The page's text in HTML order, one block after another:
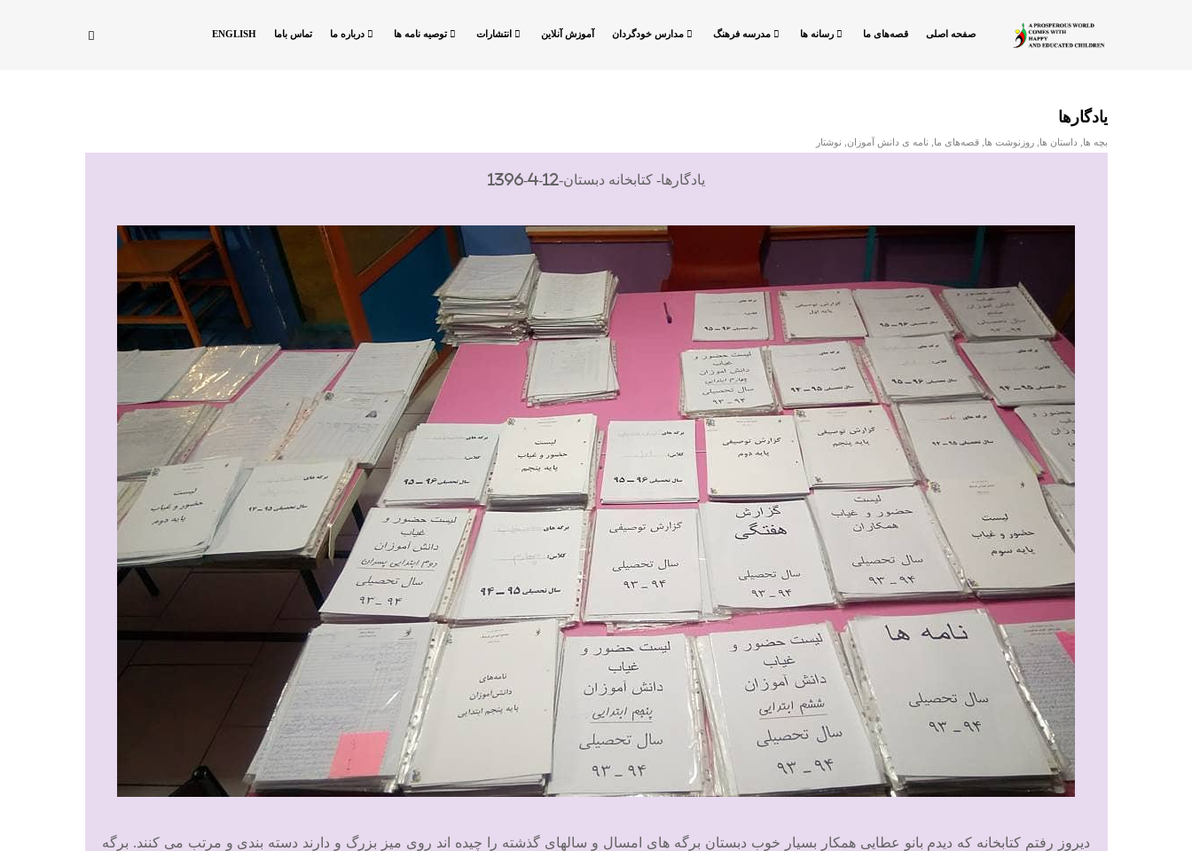
صفحه اصلی قصه‌های ما رسانه ها مدرسه فرهنگ مدارس خودگردان آموزش آنلاین انتشارات توصیه نامه ها درباره ما تماس باما ENGLISH
یادگارها
بچه ها داستان ها ,روزنوشت ها ,قصه‌های ما نامه ی دانش آموزان نوشتار
یادگارها- کتابخانه دبستان-12-4-1396
دیروز رفتم کتابخانه که دیدم بانو عطایی همکار بسیار خوب دبستان برگه های امسال و سالهای گذشته را چیده اند روی میز بزرگ و دارند دسته بندی و مرتب می کنند. برگه